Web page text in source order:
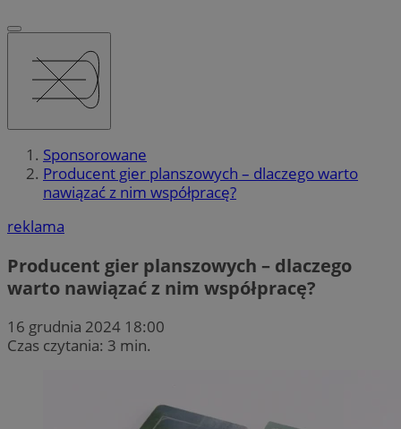
Sponsorowane
Producent gier planszowych – dlaczego warto
nawiązać z nim współpracę?
reklama
Producent gier planszowych – dlaczego
warto nawiązać z nim współpracę?
16 grudnia 2024 18:00
Czas czytania: 3 min.